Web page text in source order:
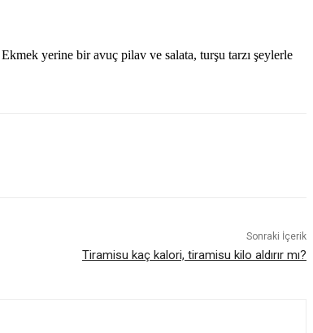
yerine bir avuç pilav ve salata, turşu tarzı şeylerle
Sonraki İçerik
Tiramisu kaç kalori, tiramisu kilo aldırır mı?